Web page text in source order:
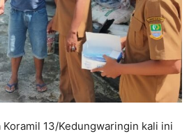
Koramil 13/Kedungwaringin kali ini